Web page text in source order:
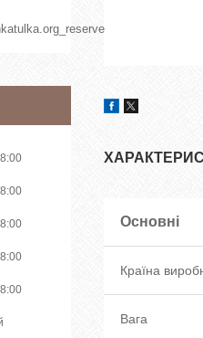
Основні
Країна
Вага